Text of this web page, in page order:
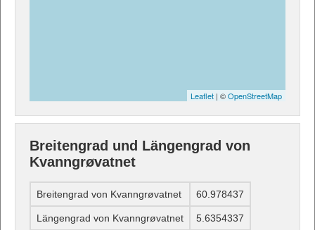
Leaflet | ©OpenStreetMap
Breitengrad und Längengrad von
Kvanngrøvatnet
Breitengrad von Kvanngrøvatnet 60.978437
Längengrad von Kvanngrøvatnet 5.6354337